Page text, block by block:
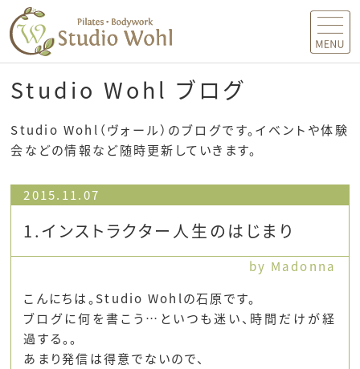
MENU
Studio Wohl ブログ
Studio Wohl（ヴォール）のブログです。イベントや体験
会などの情報など随時更新していきます。
2015.11.07
1.インストラクター人生のはじまり
by Madonna
こんにちは。Studio Wohlの石原です。
ブログに何を書こう…といつも迷い、時間だけが経
過する。。
あまり発信は得意でないので、